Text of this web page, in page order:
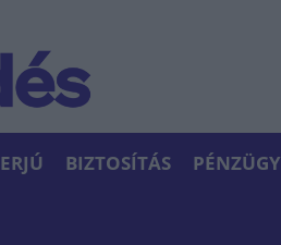
BIZTOSÍTÁS PÉNZÜGY